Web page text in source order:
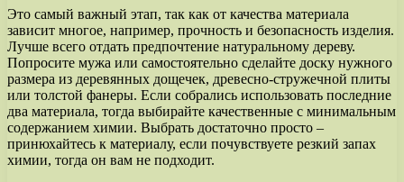
Это самый важный этап, так как от качества материала
зависит многое, например, прочность и безопасность изделия.
Лучше всего отдать предпочтение натуральному дереву.
Попросите мужа или самостоятельно сделайте доску нужного
размера из деревянных дощечек, древесно-стружечной плиты
или толстой фанеры. Если собрались использовать последние
два материала, тогда выбирайте качественные с минимальным
содержанием химии. Выбрать достаточно просто –
принюхайтесь к материалу, если почувствуете резкий запах
химии, тогда он вам не подходит.